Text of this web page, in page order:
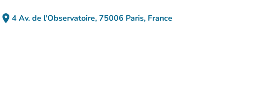
place 4 Av. de l'Observatoire, 75006 Paris, France
(agor yn Google Maps)
(tab newydd)